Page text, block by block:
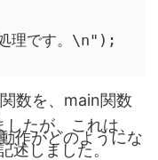
理です。\n");
数を、main関数
たが、これは、
作がどのようにな
述しました。